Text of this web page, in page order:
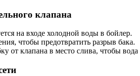
клапана
на входе холодной воды в бойлер.
чтобы предотвратить разрыв бака.
от клапана в место слива, чтобы